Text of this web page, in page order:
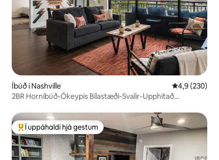
Íbúð í Nashville 4,9 af 5 í
4,9 (230)
2BR Horníbúð-Ókeypis Bílastæði-Svalir-Upphitað
Í mestu uppáhaldi hjá gestum
Í uppáhaldi hjá gestum